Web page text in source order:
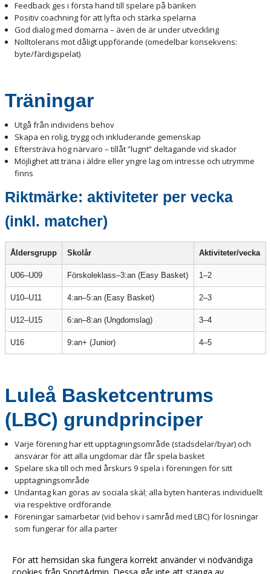
Feedback ges i första hand till spelare på bänken
Positiv coachning för att lyfta och stärka spelarna
God dialog med domarna – även de är under utveckling
Nolltolerans mot dåligt uppförande (omedelbar konsekvens:
byte/färdigspelat)
Träningar
Utgå från individens behov
Skapa en rolig, trygg och inkluderande gemenskap
Eftersträva hög närvaro – tillåt ”lugnt” deltagande vid skador
Möjlighet att träna i äldre eller yngre lag om intresse och utrymme
finns
Riktmärke: aktiviteter per vecka
(inkl. matcher)
Åldersgrupp Skolår Aktiviteter/vecka
U06–U09 Förskoleklass–3:an (Easy Basket) 1–2
U10–U11 4:an–5:an (Easy Basket) 2–3
U12–U15 6:an–8:an (Ungdomslag) 3–4
U16 9:an+ (Junior) 4–5
Luleå Basketcentrums
(LBC) grundprinciper
Varje förening har ett upptagningsområde (stadsdelar/byar) och
ansvarar för att alla ungdomar där får spela basket
Spelare ska till och med årskurs 9 spela i föreningen för sitt
upptagningsområde
Undantag kan göras av sociala skäl; alla byten hanteras individuellt
via respektive ordförande
Föreningar samarbetar (vid behov i samråd med LBC) för lösningar
som fungerar för alla parter
För att hemsidan ska fungera korrekt använder vi nödvändiga